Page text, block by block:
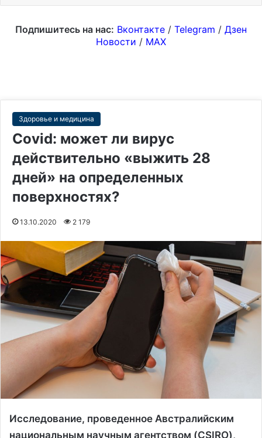
Подпишитесь на нас: Вконтакте / Telegram / Дзен
Новости / MAX